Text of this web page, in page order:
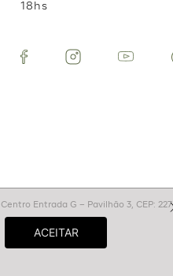
18hs
Entrada G – Pavilhão 3, CEP: